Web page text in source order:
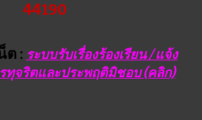
44190
ต : ระบบรับเรื่องร้องเรียน / แจ้ง
ทุจริตและประพฤติมิชอบ (คลิก)